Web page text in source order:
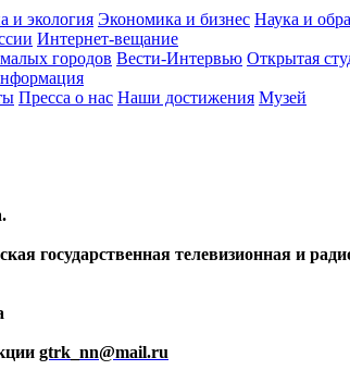
и экология Экономика и бизнес Наука и
Интернет-вещание
городов Вести-Интервью Открытая
Пресса о нас Наши достижения Музей
государственная телевизионная и
gtrk_nn@mail.ru